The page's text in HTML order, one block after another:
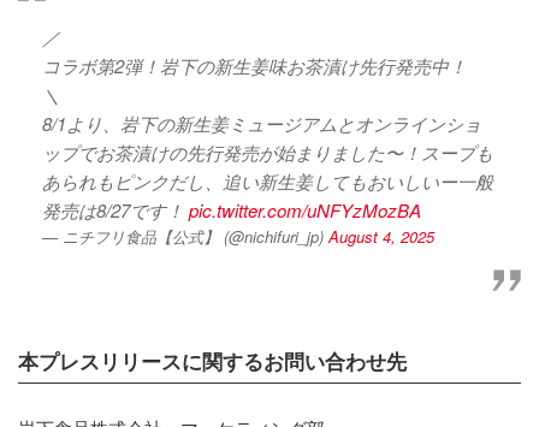
／
コラボ第2弾！岩下の新生姜味お茶漬け先行発売中！
＼
8/1より、岩下の新生姜ミュージアムとオンラインショ
ップでお茶漬けの先行発売が始まりました〜！スープも
あられもピンクだし、追い新生姜してもおいしいー一般
発売は8/27です！ pic.twitter.com/uNFYzMozBA
— ニチフリ食品【公式】 (@nichifuri_jp)August 4, 2025
本プレスリリースに関するお問い合わせ先